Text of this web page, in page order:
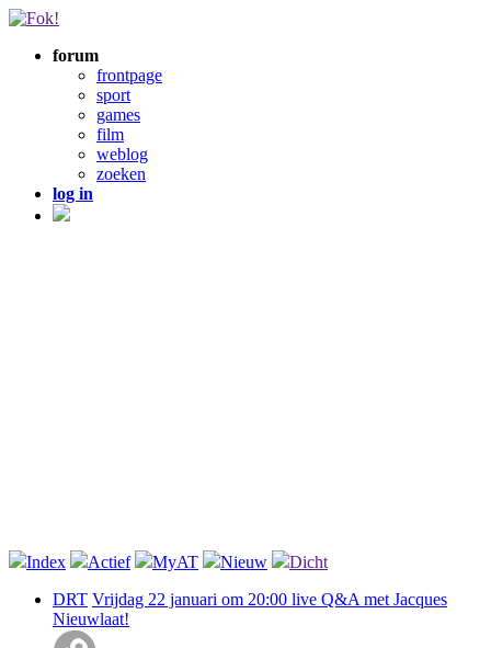
forum
frontpage
sport
games
film
weblog
zoeken
log in
Index Actief MyAT Nieuw
Dicht
DRT Vrijdag 22 januari om 20:00 live Q&A met Jacques
Nieuwlaat!